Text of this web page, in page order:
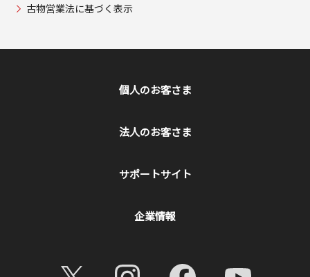
古物営業法に基づく表示
個人のお客さま
法人のお客さま
サポートサイト
企業情報